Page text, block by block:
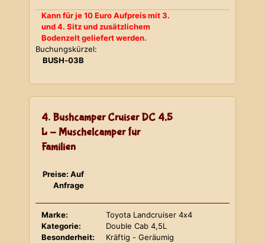
Kann für je 10 Euro Aufpreis mit 3.
und 4. Sitz und zusätzlichem
Bodenzelt geliefert werden.
Buchungskürzel:
BUSH-03B
4. Bushcamper Cruiser DC 4,5
L - Muschelcamper für
Familien
Preise: Auf
Anfrage
Marke:
Toyota Landcruiser 4x4
Kategorie:
Double Cab 4,5L
Besonderheit:
Kräftig - Geräumig